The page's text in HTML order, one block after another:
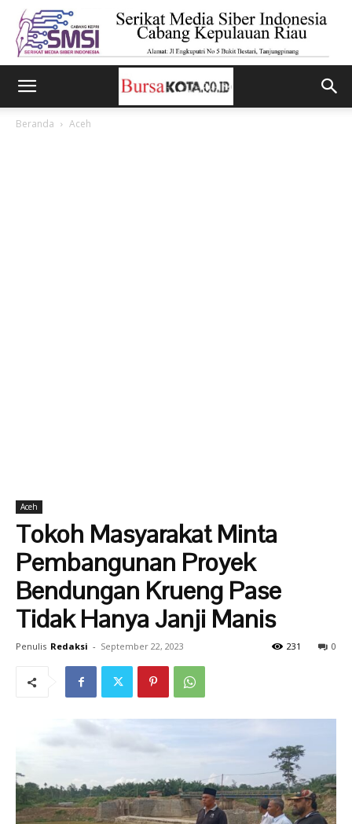
Beranda Aceh
Aceh
Tokoh Masyarakat Minta
Pembangunan Proyek
Bendungan Krueng Pase
Tidak Hanya Janji Manis
Penulis Redaksi - September 22, 2023 0
231